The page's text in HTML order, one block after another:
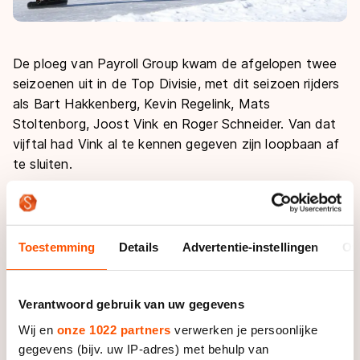
Toestemming Details Advertentie-instellingen
Verantwoord gebruik van uw gegevens
Wij en onze 1022 partners verwerken je persoonlijke
gegevens (bijv. uw IP-adres) met behulp van
De ploeg van Payroll Group kwam de afgelopen twee
seizoenen uit in de Top Divisie, met dit seizoen rijders
als Bart Hakkenberg, Kevin Regelink, Mats
Stoltenborg, Joost Vink en Roger Schneider. Van dat
vijftal had Vink al te kennen gegeven zijn loopbaan af
te sluiten.
Payroll Group is vier jaar sponsor geweest van een
landelijk marathonteam. Het bedrijf in salarisverwerking
maakte zijn entree in het seizoen 2009/2010 als co-
Na twee jaar als respectievelijk co- en hoofdsponsor
opgetreden te hebben op dat niveau, promoveerde